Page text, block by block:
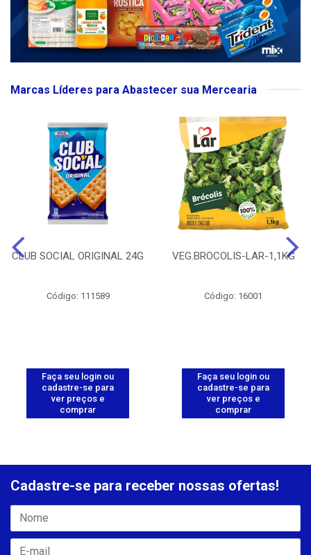
Marcas Líderes para Abastecer sua Mercearia
CLUB SOCIAL ORIGINAL 24G
Código: 111589
Faça seu login ou
cadastre-se para
ver preços e
comprar
VEG.BROCOLIS-LAR-1,1KG
Código: 16001
Faça seu login ou
cadastre-se para
ver preços e
comprar
Cadastre-se para receber nossas ofertas!